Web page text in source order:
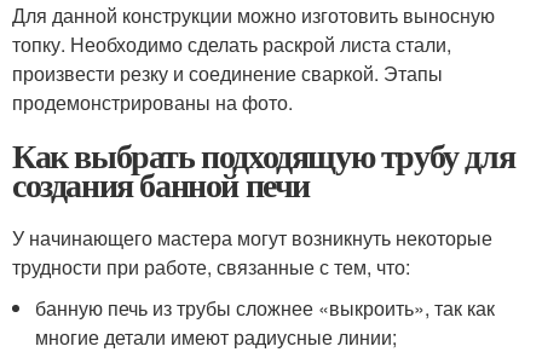
Для данной конструкции можно изготовить выносную
топку. Необходимо сделать раскрой листа стали,
произвести резку и соединение сваркой. Этапы
продемонстрированы на фото.
Как выбрать подходящую трубу для
создания банной печи
У начинающего мастера могут возникнуть некоторые
трудности при работе, связанные с тем, что:
банную печь из трубы сложнее «выкроить», так как
многие детали имеют радиусные линии;